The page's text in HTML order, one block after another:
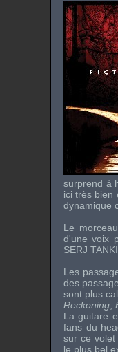
surprend à
ici très bien
dynamique
Le
d'une voix
SERJ
Les
des
sont plus
Reckoning
La guitare
fans du
sur ce
le plus bel